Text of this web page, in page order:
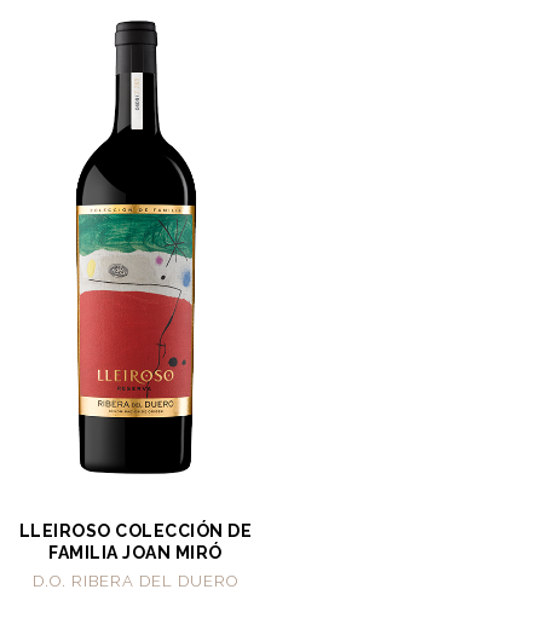
LLEIROSO COLECCIÓN DE
FAMILIA JOAN MIRÓ
D.O. RIBERA DEL DUERO